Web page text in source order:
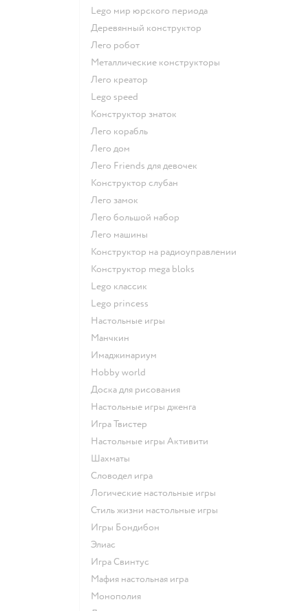
Lego мир юрского периода
Деревянный конструктор
Лего робот
Металлические конструкторы
Лего креатор
Lego speed
Конструктор знаток
Лего корабль
Лего дом
Лего Friends для девочек
Конструктор слубан
Лего замок
Лего большой набор
Лего машины
Конструктор на радиоуправлении
Конструктор mega bloks
Lego классик
Lego princess
Настольные игры
Манчкин
Имаджинариум
Hobby world
Доска для рисования
Настольные игры дженга
Игра Твистер
Настольные игры Активити
Шахматы
Словодел игра
Логические настольные игры
Стиль жизни настольные игры
Игры Бондибон
Элиас
Игра Свинтус
Мафия настольная игра
Монополия